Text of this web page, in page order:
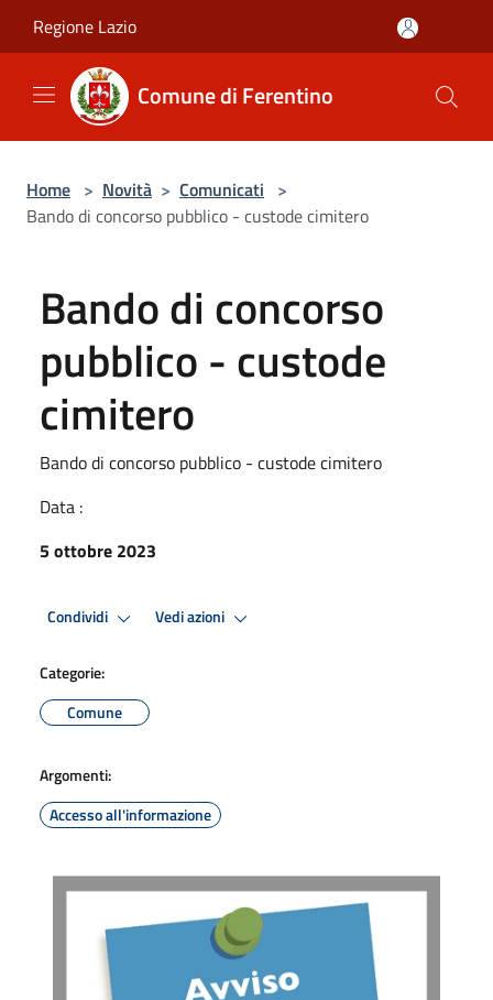
Regione Lazio
Comune di Ferentino
Home > Novità > Comunicati >
Bando di concorso pubblico - custode cimitero
Bando di concorso
pubblico - custode
cimitero
Bando di concorso pubblico - custode cimitero
Data :
5 ottobre 2023
Condividi Vedi azioni
Categorie:
Comune
Argomenti:
Accesso all'informazione